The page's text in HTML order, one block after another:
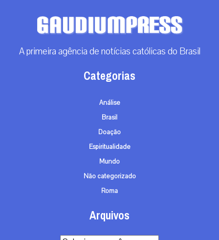
A primeira agência de notícias católicas do Brasil
Categorias
Análise
Brasil
Doação
Espiritualidade
Mundo
Não categorizado
Roma
Arquivos